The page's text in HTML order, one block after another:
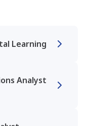
Learning
Analyst